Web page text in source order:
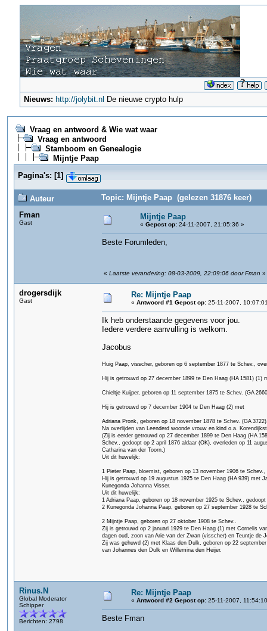
Nieuws: http://jolybit.nl De nieuwe crypto hulp
Vraag en antwoord & Wie wat waar
Vraag en antwoord
Stamboom en Genealogie
Mijntje Paap
Pagina's: [1]
Auteur
Topic: Mijntje Paap (gelezen 31876 keer)
Fman
Gast
Mijntje Paap
« Gepost op: 24-11-2007, 21:05:36 »
Beste Forumleden,
« Laatste verandering: 08-03-2009, 22:09:06 door Fman »
drogersdijk
Gast
Re: Mijntje Paap
« Antwoord #1 Gepost op: 25-11-2007,
Ik heb onderstaande gegevens voor jou.
Iedere verdere aanvulling is welkom.
Jacobus
Huig Paap, visscher, geboren op 6 september 1877 te Schev.,
Hij is getrouwd op 27 december 1899 te Den Haag (HA 1581) (1)
Chieltje Kuijper, geboren op 11 september 1875 te Schev. (GA
Hij is getrouwd op 7 december 1904 te Den Haag (2) met
Adriana Pronk, geboren op 18 november 1878 te Schev. (GA
Na overlijden van Leenderd woonde vrouw en kind o.a.
(Zij is eerder getrouwd op 27 december 1899 te Den Haag (HA
Schev., gedoopt op 2 april 1876 aldaar (OK), overleden op 11
Catharina van der Toorn.)
Uit dit huwelijk:
1 Pieter Paap, bloemist, geboren op 13 november 1906 te
Hij is getrouwd op 19 augustus 1925 te Den Haag (HA 939) met
Kunegonda Johanna Visser.
Uit dit huwelijk:
1 Adriana Paap, geboren op 18 november 1925 te Schev.,
2 Kunegonda Johanna Paap, geboren op 27 september 1928 te
2 Mijntje Paap, geboren op 27 oktober 1908 te Schev..
Zij is getrouwd op 2 januari 1929 te Den Haag (1) met Cornelis
dagen oud, zoon van Arie van der Zwan (visscher) en Teuntje de
Zij was gehuwd (2) met Klaas den Dulk, geboren op 22
van Johannes den Dulk en Willemina den Heijer.
Rinus.N
Global Moderator
Schipper
Berichten: 2798
Re: Mijntje Paap
« Antwoord #2 Gepost op: 25-11-2007,
Beste Fman